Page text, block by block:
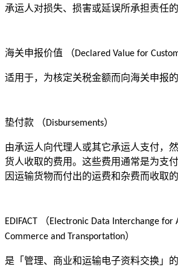
承运人对损失、损害或延误所承担责任的
海关申报价值 （Declared Value for
适用于，为核定关税金额而向海关申报的
垫付款 （Disbursements）
由承运人向代理人或其它承运人支付，
货人收取的费用。这些费用通常是为支
因运输货物而付出的运费和杂费而收取的
EDIFACT （Electronic Data Interchange for
Commerce and Transportation）
是「管理、商业和运输电子资料交换」的